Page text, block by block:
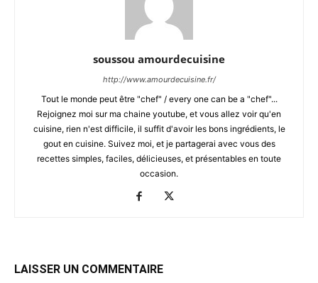
soussou amourdecuisine
http://www.amourdecuisine.fr/
Tout le monde peut être "chef" / every one can be a "chef"...
Rejoignez moi sur ma chaine youtube, et vous allez voir qu'en
cuisine, rien n'est difficile, il suffit d'avoir les bons ingrédients, le
gout en cuisine. Suivez moi, et je partagerai avec vous des
recettes simples, faciles, délicieuses, et présentables en toute
occasion.
LAISSER UN COMMENTAIRE